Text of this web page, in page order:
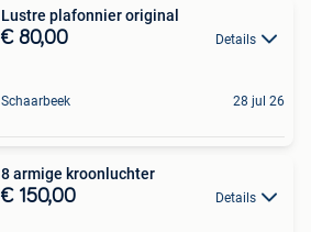
Lustre plafonnier original
€ 80,00 Details
Schaarbeek 28 jul 26
8 armige kroonluchter
€ 150,00 Details